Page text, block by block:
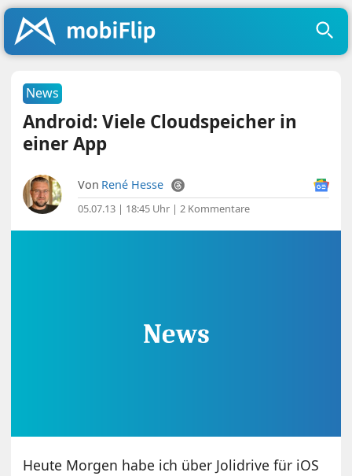
News
Android: Viele Cloudspeicher in
einer App
Von René Hesse
05.07.13 | 18:45 Uhr |2 Kommentare
Heute Morgen habe ich über Jolidrive für iOS